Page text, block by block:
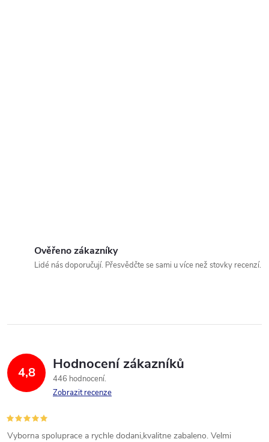
Ověřeno zákazníky
Lidé nás doporučují. Přesvědčte se sami u více než stovky recenzí.
4,8 Hodnocení zákazníků
446 hodnocení
Zobrazit recenze
Vyborna spoluprace a rychle dodani,kvalitne zabaleno. Velmi